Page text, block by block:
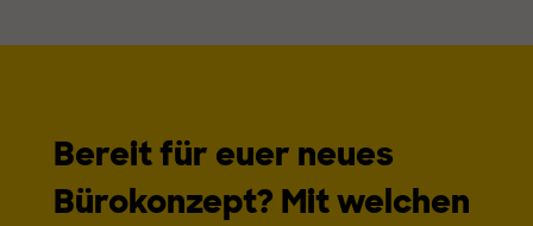
Bereit für euer neues
Bürokonzept? Mit welchen